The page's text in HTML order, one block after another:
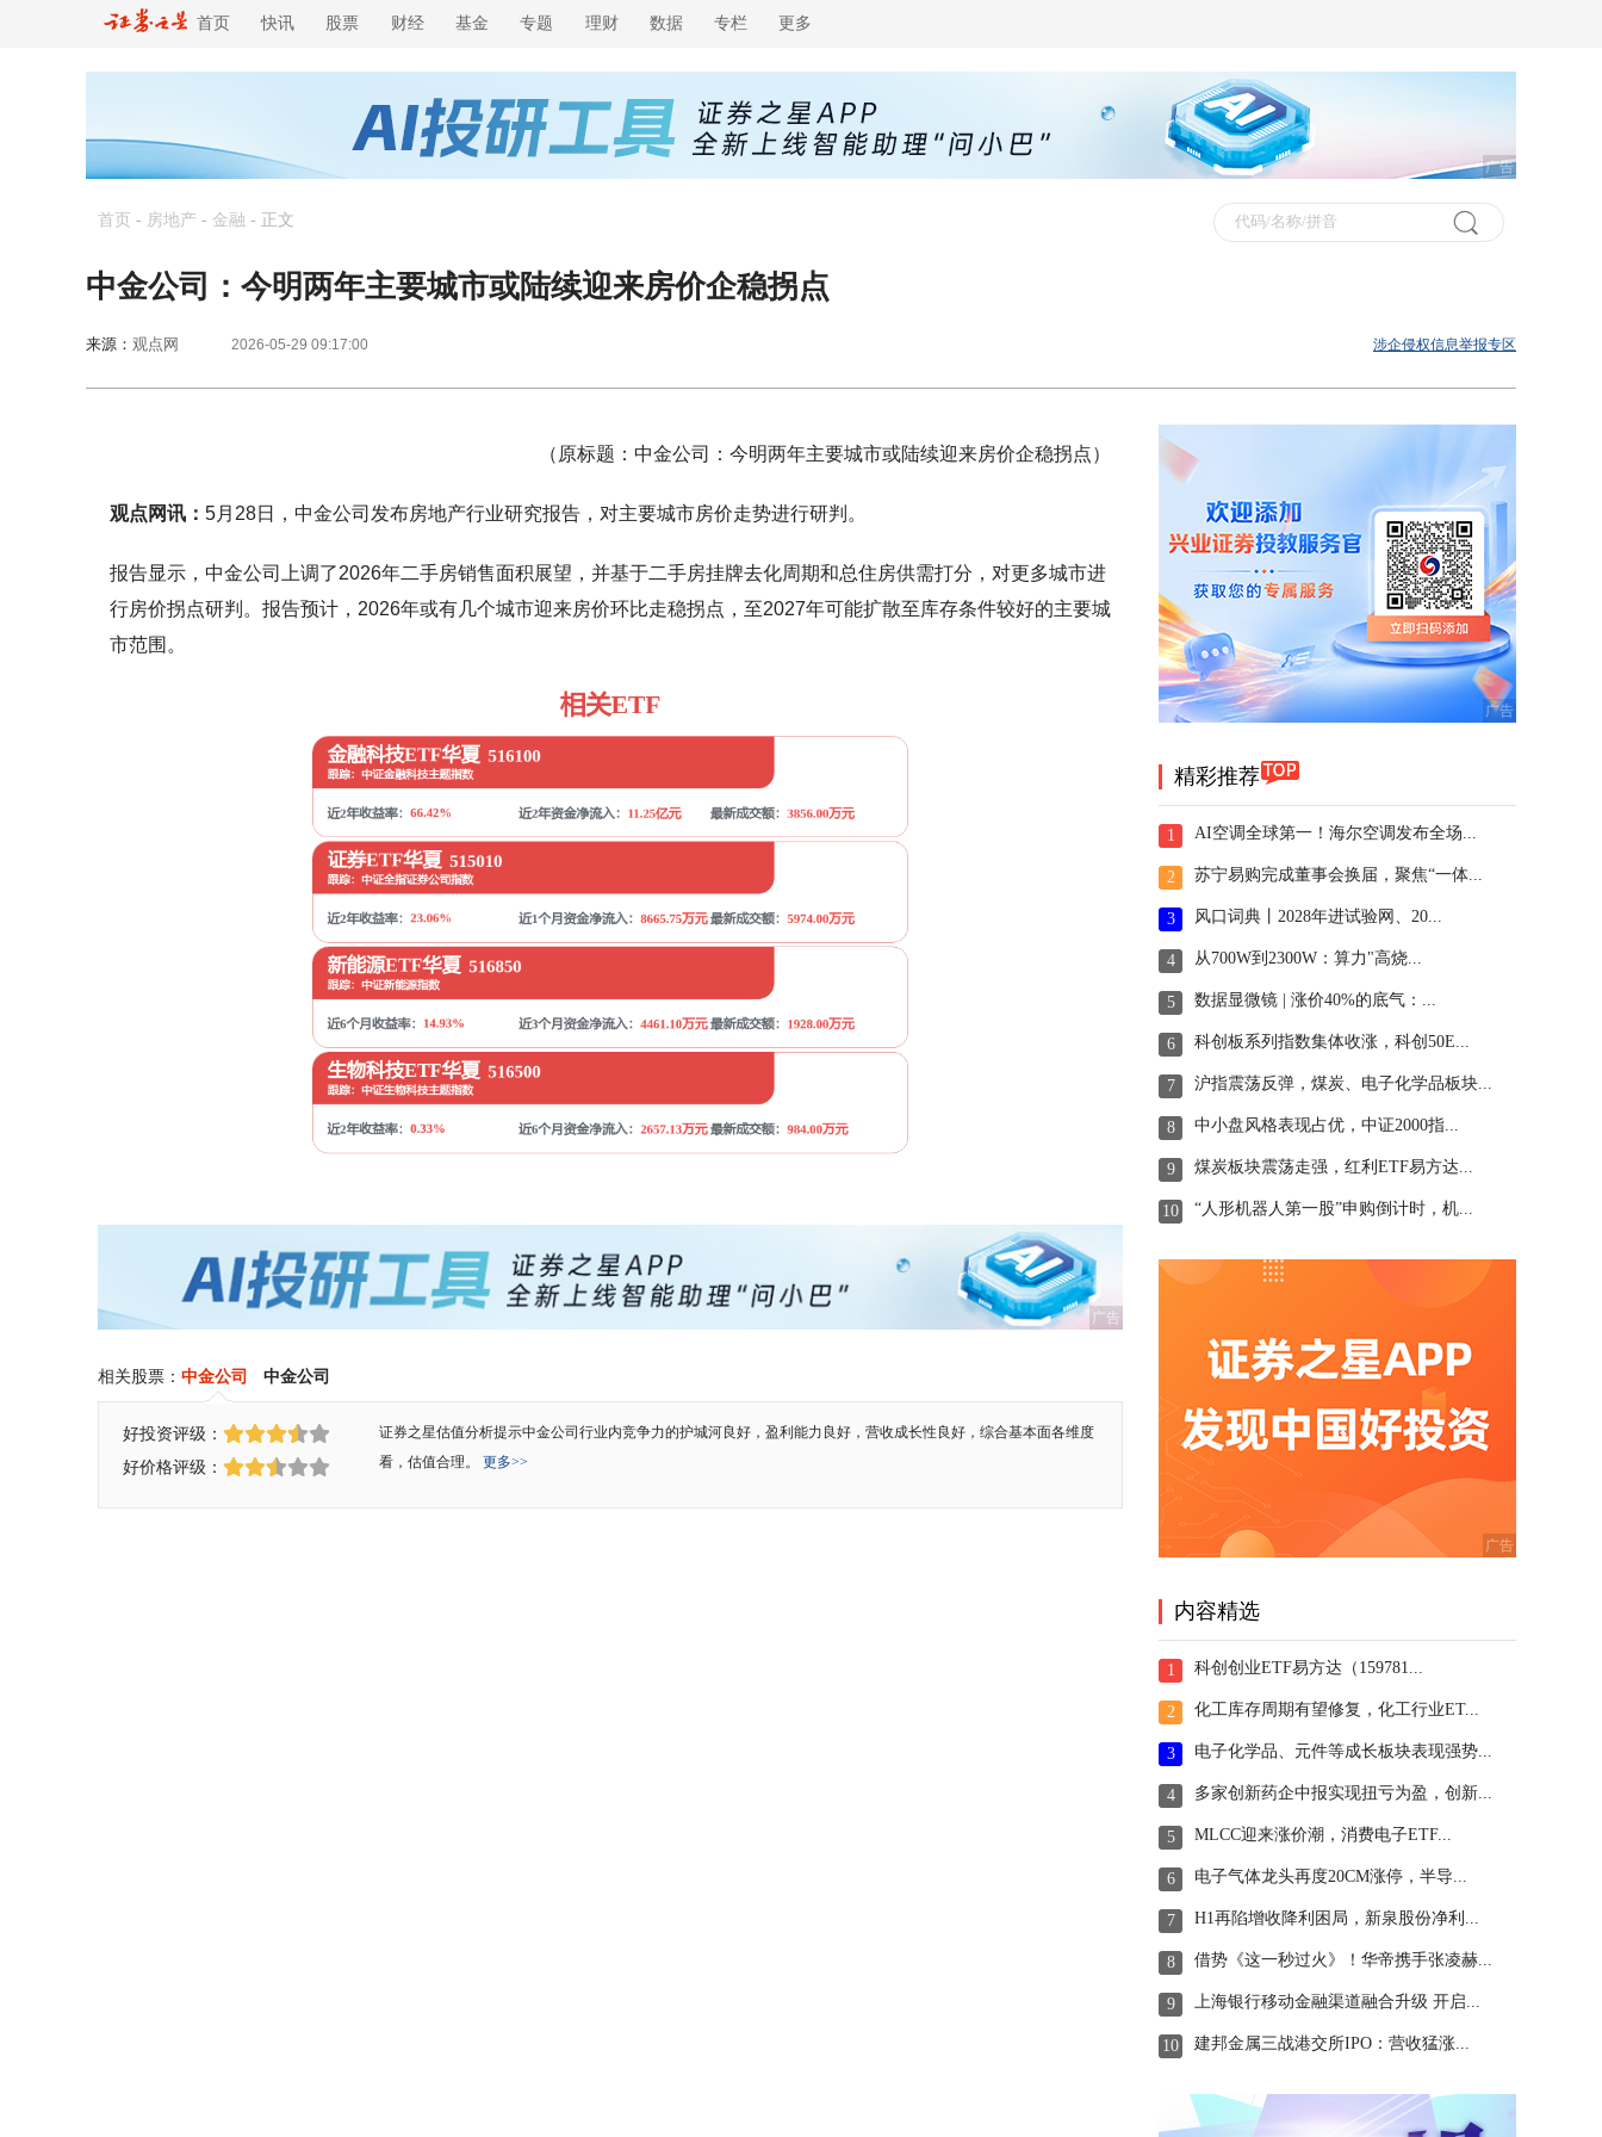
首页 快讯 股票 财经 基金 专题 理财 数据 专栏 更多
广告
首页 - 房地产 - 金融 - 正文
中金公司：今明两年主要城市或陆续迎来房价企稳拐点
来源： 观点网 2026-05-29 09:17:00 涉企侵权信息举报专区
（原标题：中金公司：今明两年主要城市或陆续迎来房价企稳拐点）
观点网讯： 5月28日，中金公司发布房地产行业研究报告，对主要城市房价走势进行研判。
报告显示，中金公司上调了2026年二手房销售面积展望，并基于二手房挂牌去化周期和总住房供需打分，对更多城市进
行房价拐点研判。报告预计，2026年或有几个城市迎来房价环比走稳拐点，至2027年可能扩散至库存条件较好的主要城
市范围。
广告
相关股票： 中金公司 中金公司
好投资评级：
好价格评级：
证券之星估值分析提示中金公司行业内竞争力的护城河良好，盈利能力良好，营收成长性良好，综合基本面各维度
看，估值合理。 更多>>
精彩推荐
1 AI空调全球第一！海尔空调发布全场...
2 苏宁易购完成董事会换届，聚焦“一体...
3 风口词典丨2028年进试验网、20...
4 从700W到2300W：算力"高烧...
5 数据显微镜 | 涨价40%的底气：...
6 科创板系列指数集体收涨，科创50E...
7 沪指震荡反弹，煤炭、电子化学品板块...
8 中小盘风格表现占优，中证2000指...
9 煤炭板块震荡走强，红利ETF易方达...
10 “人形机器人第一股”申购倒计时，机...
内容精选
1 科创创业ETF易方达（159781...
2 化工库存周期有望修复，化工行业ET...
3 电子化学品、元件等成长板块表现强势...
4 多家创新药企中报实现扭亏为盈，创新...
5 MLCC迎来涨价潮，消费电子ETF...
6 电子气体龙头再度20CM涨停，半导...
7 H1再陷增收降利困局，新泉股份净利...
8 借势《这一秒过火》！华帝携手张凌赫...
9 上海银行移动金融渠道融合升级 开启...
10 建邦金属三战港交所IPO：营收猛涨...